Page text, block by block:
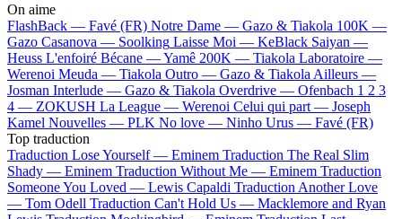
On aime
FlashBack — Favé (FR) Notre Dame — Gazo & Tiakola 100K —
Gazo Casanova — Soolking Laisse Moi — KeBlack Saiyan —
Heuss L'enfoiré Bécane —Yamê 200K — Tiakola Laboratoire —
Werenoi Meuda — Tiakola Outro — Gazo & Tiakola Ailleurs —
Josman Interlude — Gazo & Tiakola Overdrive — Ofenbach 1 2 3
4 — ZOKUSH La League — Werenoi Celui qui part — Joseph
Kamel Nouvelles — PLK No love — Ninho Urus — Favé (FR)
Top traduction
Traduction Lose Yourself — Eminem Traduction The Real Slim
Shady — Eminem Traduction Without Me — Eminem Traduction
Someone You Loved — Lewis Capaldi Traduction Another Love
— Tom Odell Traduction Can't Hold Us — Macklemore and Ryan